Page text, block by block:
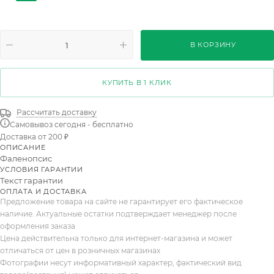
1st Basico Mix 6+
2st Aromio Mineral Budget 60cm
2ст Вайлдкэт 15+
В КОРЗИНУ
КУПИТЬ В 1 КЛИК
Рассчитать доставку
Самовывоз сегодня - бесплатно
Доставка от 200 ₽
ОПИСАНИЕ
Фаленопсис
УСЛОВИЯ ГАРАНТИИ
Текст гарантии
ОПЛАТА И ДОСТАВКА
Предложение товара на сайте не гарантирует его фактическое
наличие. Актуальные остатки подтверждает менеджер после
оформления заказа
Цена действительна только для интернет-магазина и может
отличаться от цен в розничных магазинах
Фотографии несут информативный характер, фактический вид